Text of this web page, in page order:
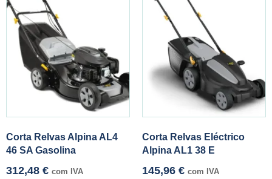
Corta Relvas Alpina AL4
46 SA Gasolina
312,48 € com IVA
Corta Relvas Eléctrico
Alpina AL1 38 E
145,96 € com IVA